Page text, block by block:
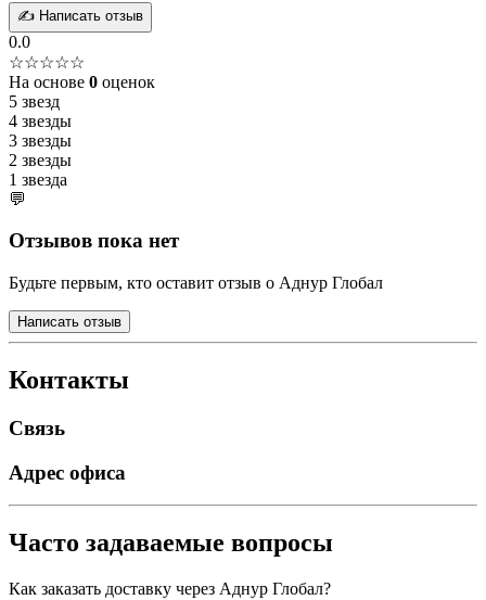
✍️ Написать отзыв
0.0
☆☆☆☆☆
На основе 0 оценок
5 звезд
4 звезды
3 звезды
2 звезды
1 звезда
💬
Отзывов пока нет
Будьте первым, кто оставит отзыв о Аднур Глобал
Написать отзыв
Контакты
Связь
Адрес офиса
Часто задаваемые вопросы
Как заказать доставку через Аднур Глобал?